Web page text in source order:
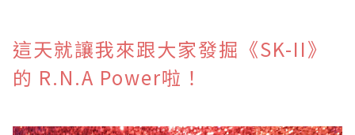
這天就讓我來跟大家發掘 《SK-II》
的 R.N.A Power啦！